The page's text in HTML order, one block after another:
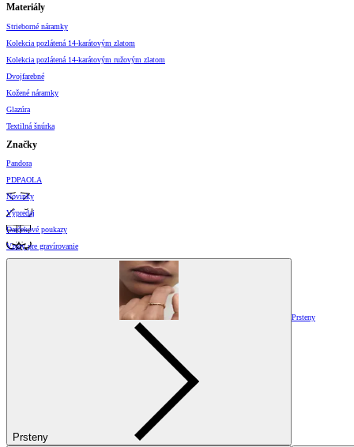
Materiály
Strieborné náramky
Kolekcia pozlátená 14-karátovým zlatom
Kolekcia pozlátená 14-karátovým ružovým zlatom
Dvojfarebné
Kožené náramky
Glazúra
Textilná šnúrka
Značky
Pandora
PDPAOLA
Novinky
Výpredaj
Darčekové poukazy
Vzory pre gravírovanie
Prsteny
Prsteny